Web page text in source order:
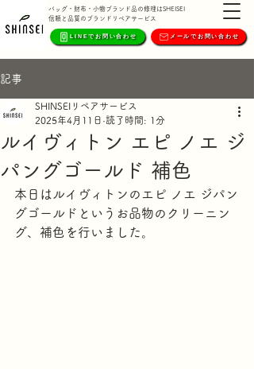
バッグ・財布・小物ブランド品の修理はSHEISEI
信頼と品質のブランドリペアサービス
LINEでお問い合わせ メールでお問い合わせ
記事
ルイヴィトン エピ ノエ ジ
パングゴールド 補色
SHINSEIリペアサービス
2025年4月11日 読了時間: 1分
本日はルイヴィトンのエピ ノエ ジパン
グゴールドというお品物のクリーニン
グ、補色を行いました。